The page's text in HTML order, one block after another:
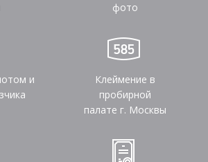
фото
и
Клеймение в
пробирной
палате г. Москвы